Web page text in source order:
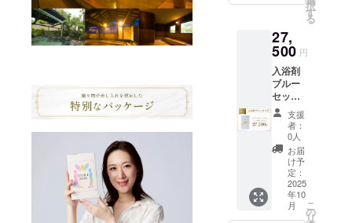
google
フォー
ムにて
募集)を
もとに
調合さ
せてい
ただき
ます。
いま
す。
【香
り】 皆
様のア
ンケー
ト(本プ
ロジェ
クト期
間中に
google
フォー
ムにて
募集)を
もとに
の成分
で調合
してお
りま
す。秀
麗な犬
鳴山系
のふも
と脇田
温泉
は、元
禄十六
年「筑
前続風
土記」
袋）お
ます。
【ご利
用方
法】 浴
槽の湯
（約
200L）
に１包
を入
れ、よ
くかき
混ぜて
からご
入浴下
さい。
択
す
る
27,
500 円
入浴剤
ブルー
セット
【半年
コー
ス】 爽
快なブ
ルーの
香りの
入浴剤
を1ヶ月
1パック
支援
者：
0人
お届
け予
定：
2025
年10
月
こ
の
リ